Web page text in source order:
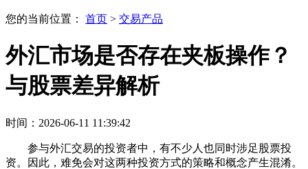
您的当前位置： 首页 > 交易产品
外汇市场是否存在夹板操作？
与股票差异解析
时间：2026-06-11 11:39:42
参与外汇交易的投资者中，有不少人也同时涉足股票投
资。因此，难免会对这两种投资方式的策略和概念产生混淆。